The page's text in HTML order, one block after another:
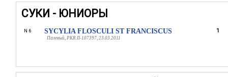
СУКИ - ЮНИОРЫ
N 6 SYCYLIA FLOSCULI ST FRANCISCUS
Палевый, PKR.II-107397, 23.03.2011
1